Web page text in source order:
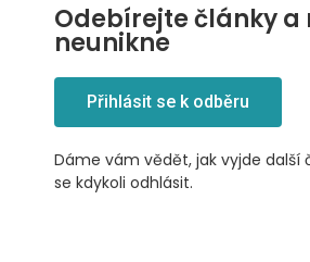
Odebírejte články a
neunikne
Přihlásit se k odběru
Dáme vám vědět, jak vyjde další
se kdykoli odhlásit.